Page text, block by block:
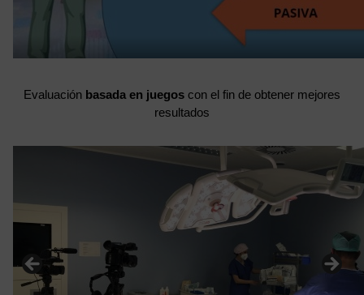
Evaluación basada en juegos con el fin de obtener mejores
resultados